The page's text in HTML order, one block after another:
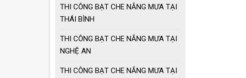
THI CÔNG BẠT CHE NẮNG MƯA TẠI
THÁI BÌNH
THI CÔNG BẠT CHE NẮNG MƯA TẠI
NGHỆ AN
THI CÔNG BẠT CHE NẮNG MƯA TẠI